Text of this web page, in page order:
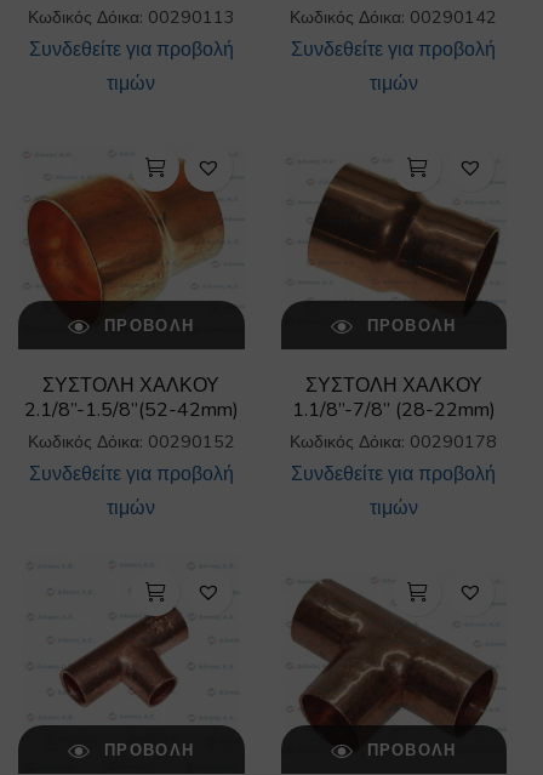
Κωδικός Δόικα: 00290113
Συνδεθείτε για προβολή
τιμών
Κωδικός Δόικα: 00290142
Συνδεθείτε για προβολή
τιμών
ΠΡΟΒΟΛΉ
ΣΥΣΤΟΛΗ ΧΑΛΚΟΥ
2.1/8”-1.5/8”(52-42mm)
Κωδικός Δόικα: 00290152
Συνδεθείτε για προβολή
τιμών
ΠΡΟΒΟΛΉ
ΣΥΣΤΟΛΗ ΧΑΛΚΟΥ
1.1/8”-7/8” (28-22mm)
Κωδικός Δόικα: 00290178
Συνδεθείτε για προβολή
τιμών
ΠΡΟΒΟΛΉ ΠΡΟΒΟΛΉ